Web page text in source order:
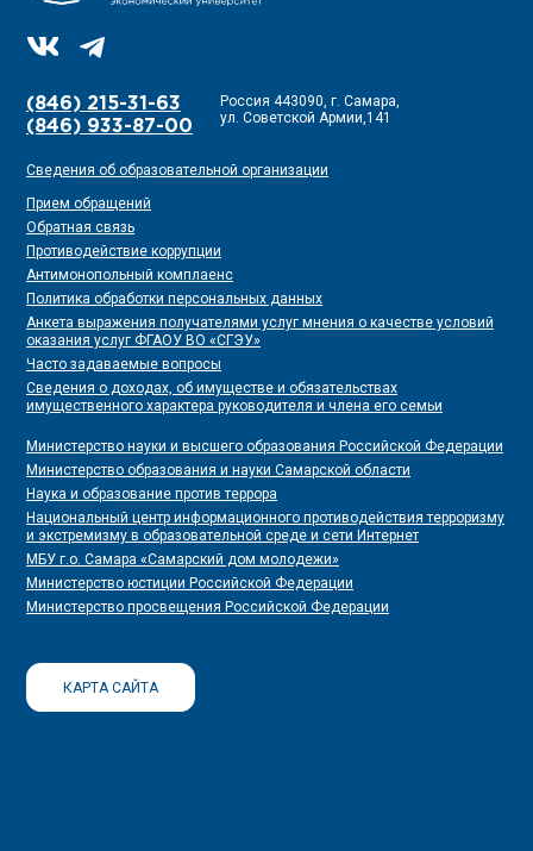
(846) 215-31-63
(846) 933-87-00
Россия 443090, г. Самара,
ул. Советской Армии,141
Сведения об образовательной организации
Прием обращений
Обратная связь
Противодействие коррупции
Антимонопольный комплаенс
Политика обработки персональных данных
Анкета выражения получателями услуг мнения о качестве условий
оказания услуг ФГАОУ ВО «СГЭУ»
Часто задаваемые вопросы
Сведения о доходах, об имуществе и обязательствах
имущественного характера руководителя и члена его семьи
Министерство науки и высшего образования Российской Федерации
Министерство образования и науки Самарской области
Наука и образование против террора
Национальный центр информационного противодействия терроризму
и экстремизму в образовательной среде и сети Интернет
МБУ г.о. Самара «Самарский дом молодежи»
Министерство юстиции Российской Федерации
Министерство просвещения Российской Федерации
КАРТА САЙТА